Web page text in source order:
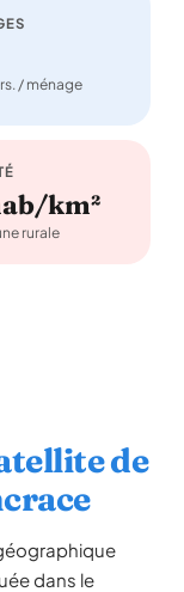
/ ménage
km²
rurale
de
dans le